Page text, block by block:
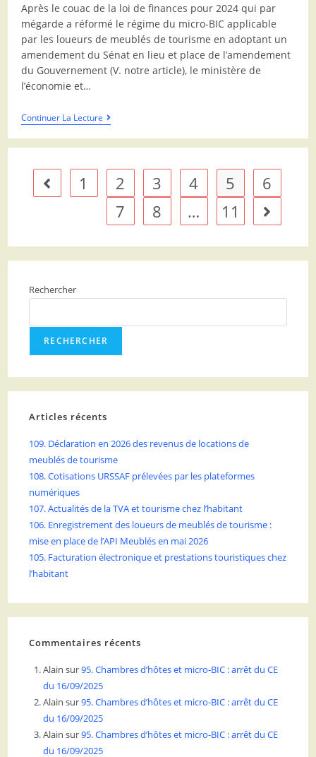
Après le couac de la loi de finances pour 2024 qui par
mégarde a réformé le régime du micro-BIC applicable
par les loueurs de meublés de tourisme en adoptant un
amendement du Sénat en lieu et place de l’amendement
du Gouvernement (V. notre article), le ministère de
l’économie et…
Continuer La Lecture
1 2 3 4 5
6
7
8 … 11
Rechercher
RECHERCHER
Articles récents
109. Déclaration en 2026 des revenus de locations de
meublés de tourisme
108. Cotisations URSSAF prélevées par les plateformes
numériques
107. Actualités de la TVA et tourisme chez l’habitant
106. Enregistrement des loueurs de meublés de tourisme :
mise en place de l’API Meublés en mai 2026
105. Facturation électronique et prestations touristiques chez
l’habitant
Commentaires récents
Alain sur95. Chambres d’hôtes et micro-BIC : arrêt du CE
du 16/09/2025
Alain sur95. Chambres d’hôtes et micro-BIC : arrêt du CE
du 16/09/2025
Alain sur95. Chambres d’hôtes et micro-BIC : arrêt du CE
du 16/09/2025